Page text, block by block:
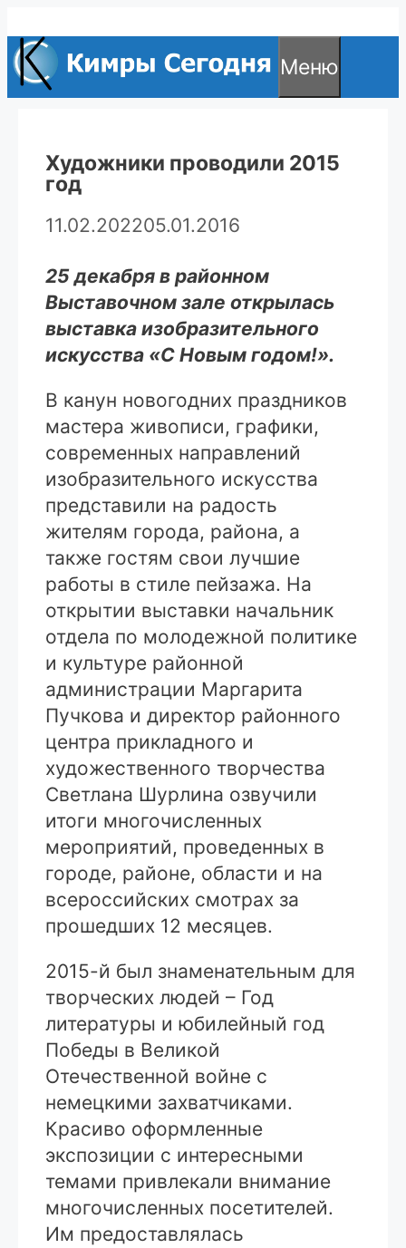
к
содержимому
Меню
Художники проводили 2015
год
11.02.202205.01.2016
25 декабря в районном
Выставочном зале открылась
выставка изобразительного
искусства «С Новым годом!».
В канун новогодних праздников
мастера живописи, графики,
современных направлений
изобразительного искусства
представили на радость
жителям города, района, а
также гостям свои лучшие
работы в стиле пейзажа. На
открытии выставки начальник
отдела по молодежной политике
и культуре районной
администрации Маргарита
Пучкова и директор районного
центра прикладного и
художественного творчества
Светлана Шурлина озвучили
итоги многочисленных
мероприятий, проведенных в
городе, районе, области и на
всероссийских смотрах за
прошедших 12 месяцев.
2015-й был знаменательным для
творческих людей – Год
литературы и юбилейный год
Победы в Великой
Отечественной войне с
немецкими захватчиками.
Красиво оформленные
экспозиции с интересными
темами привлекали внимание
многочисленных посетителей.
Им предоставлялась